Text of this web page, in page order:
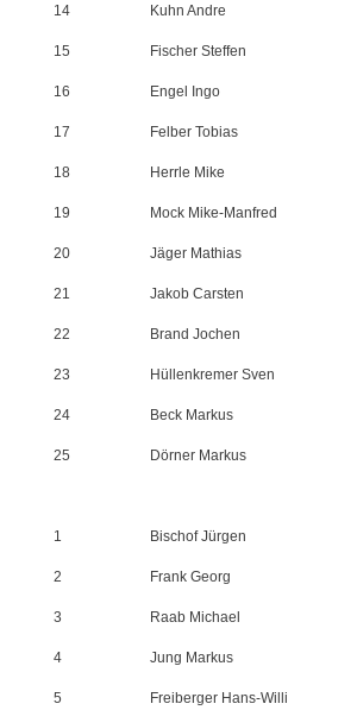
14 Kuhn Andre
15 Fischer Steffen
16 Engel Ingo
17 Felber Tobias
18 Herrle Mike
19 Mock Mike-Manfred
20 Jäger Mathias
21 Jakob Carsten
22 Brand Jochen
23 Hüllenkremer Sven
24 Beck Markus
25 Dörner Markus
1 Bischof Jürgen
2 Frank Georg
3 Raab Michael
4 Jung Markus
5 Freiberger Hans-Willi